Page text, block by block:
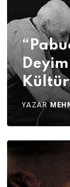
YAZAR